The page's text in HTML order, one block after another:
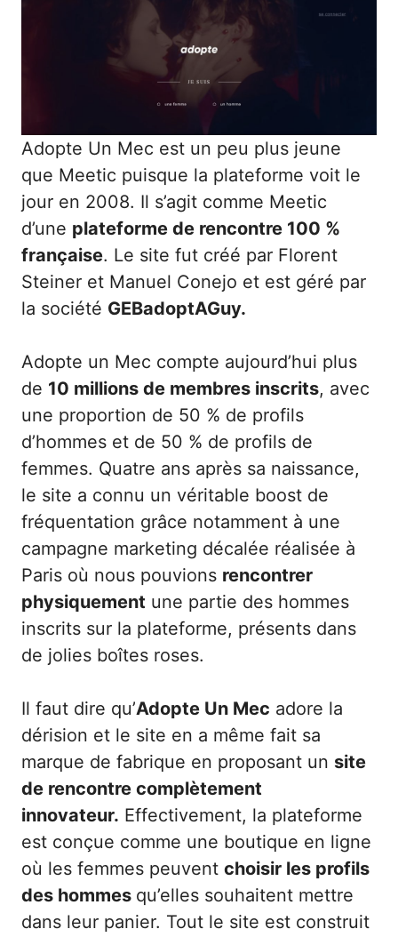
Adopte Un Mec est un peu plus jeune
que Meetic puisque la plateforme voit le
jour en 2008. Il s’agit comme Meetic
d’une plateforme de rencontre 100 %
française. Le site fut créé par Florent
Steiner et Manuel Conejo et est géré par
la société GEBadoptAGuy.
Adopte un Mec compte aujourd’hui plus
de 10 millions de membres inscrits, avec
une proportion de 50 % de profils
d’hommes et de 50 % de profils de
femmes. Quatre ans après sa naissance,
le site a connu un véritable boost de
fréquentation grâce notamment à une
campagne marketing décalée réalisée à
Paris où nous pouvions rencontrer
physiquement une partie des hommes
inscrits sur la plateforme, présents dans
de jolies boîtes roses.
Il faut dire qu’Adopte Un Mec adore la
dérision et le site en a même fait sa
marque de fabrique en proposant un site
de rencontre complètement
innovateur. Effectivement, la plateforme
est conçue comme une boutique en ligne
où les femmes peuvent choisir les profils
des hommes qu’elles souhaitent mettre
dans leur panier. Tout le site est construit